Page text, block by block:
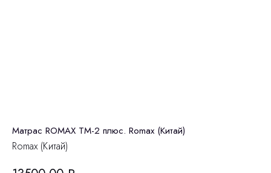
Матрас ROMAX ТМ-2 плюс. Romax (Китай)
Romax (Китай)